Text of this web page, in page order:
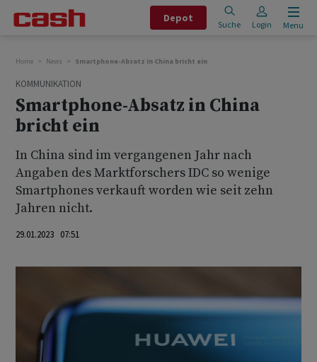
Depot
Suche Login Menu
Home News Smartphone-Absatz in China bricht ein
KOMMUNIKATION
Smartphone-Absatz in China
bricht ein
In China sind im vergangenen Jahr nach
Angaben des Marktforschers IDC so wenige
Smartphones verkauft worden wie seit zehn
Jahren nicht.
29.01.2023 07:51